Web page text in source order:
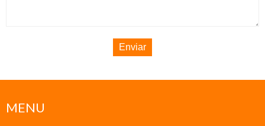
Enviar
MENU